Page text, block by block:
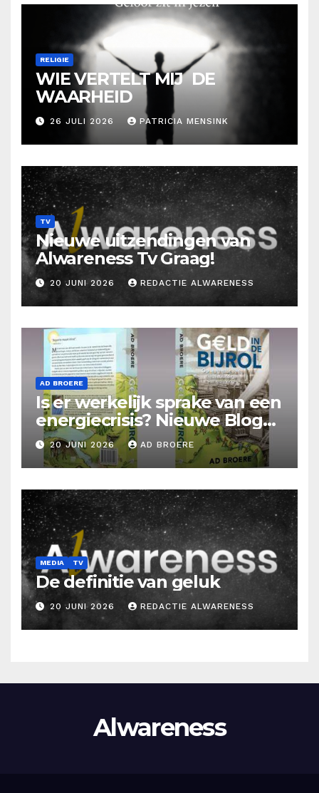
RELIGIE
WIE VERTELT MIJ DE
WAARHEID
26 JULI 2026 PATRICIA MENSINK
TV
Nieuwe uitzendingen van
Alwareness Tv Graag!
20 JUNI 2026 REDACTIE ALWARENESS
AD BROERE
Is er werkelijk sprake van een
energiecrisis? Nieuwe Blog
Ad Broere
20 JUNI 2026 AD BROERE
MEDIA TV
De definitie van geluk
20 JUNI 2026 REDACTIE ALWARENESS
Alwareness